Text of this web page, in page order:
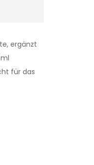
ergänzt
für das